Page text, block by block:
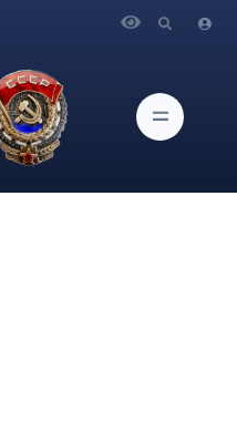
EADaily: Армения
и эмоций.